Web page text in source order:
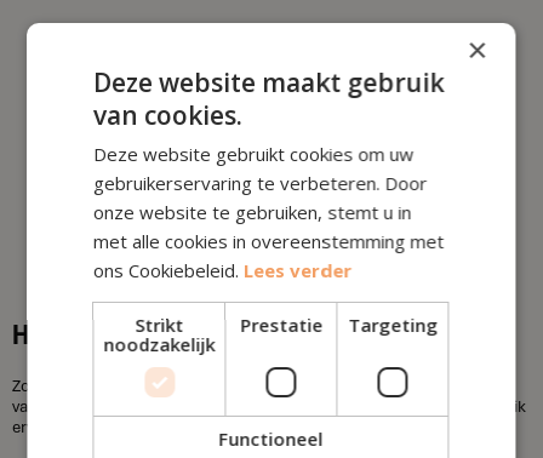
van 40 tot 49 jaar
van 50 tot 54 jaar
Het vruchtgebruik afkopen?
Zowel de erfgenaam als de vruchtgebruiker zijn geen ‘volle eigenaar’
van het erfgoed. Het gebouw zelf is van de erfgenaam maar het gebruik
ervan is van de vruchtgebruiker.
×
Deze website maakt gebruik
van cookies.
Deze website gebruikt cookies om uw
gebruikerservaring te verbeteren. Door
onze website te gebruiken, stemt u in
met alle cookies in overeenstemming met
ons Cookiebeleid. Lees verder
Strikt
noodzakelijk
Prestatie Targeting
Functioneel